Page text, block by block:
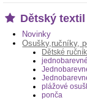
Dětský
Novinky
Osušky,ručníky,
Dětské
plážové
ponča